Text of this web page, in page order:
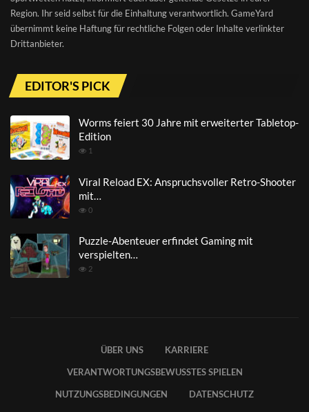
Region. Ihr seid selbst für die Einhaltung verantwortlich. GameYard
übernimmt keine Haftung für rechtliche Folgen oder Inhalte verlinkter
Drittanbieter.
EDITOR'S PICK
Worms feiert 30 Jahre mit erweiterter Tabletop-
Edition
1
Viral Reload EX: Anspruchsvoller Retro-Shooter
mit…
0
Puzzle-Abenteuer erfindet Gaming mit
verspielten…
2
ÜBER UNS
KARRIERE
VERANTWORTUNGSBEWUSSTES SPIELEN
NUTZUNGSBEDINGUNGEN
DATENSCHUTZ